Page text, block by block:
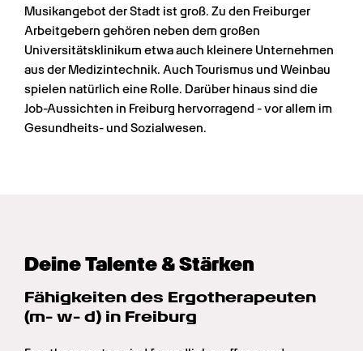
Musikangebot der Stadt ist groß. Zu den Freiburger
Arbeitgebern gehören neben dem großen
Universitätsklinikum etwa auch kleinere Unternehmen
aus der Medizintechnik. Auch Tourismus und Weinbau
spielen natürlich eine Rolle. Darüber hinaus sind die
Job-Aussichten in Freiburg hervorragend - vor allem im
Gesundheits- und Sozialwesen.
Deine Talente & Stärken
Fähigkeiten des Ergotherapeuten
(m- w- d) in Freiburg